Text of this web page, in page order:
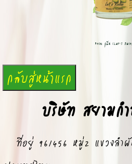
Balm กลิ่น (Let's
บริษัท สยามก
ที่อยู่ 96/456 หมู่2 แขวงลำ